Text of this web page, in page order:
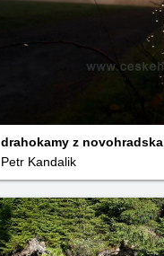
drahokamy z novohradska
Petr Kandalik